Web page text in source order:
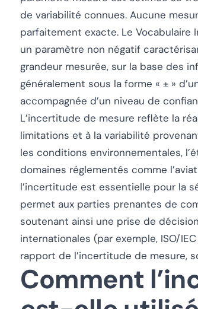
de variabilité connues. Aucune
parfaitement exacte. Le Vocabulaire
un paramètre non négatif
grandeur mesurée, sur la base des
généralement sous la forme « ± »
accompagnée d’un niveau de
L’incertitude de mesure reflète la
limitations et à la variabilité
les conditions environnementales,
domaines réglementés comme
l’incertitude est essentielle pour la
permet aux parties prenantes de
soutenant ainsi une prise de
internationales (par exemple, ISO/
rapport de l’incertitude de mesure,
Comment